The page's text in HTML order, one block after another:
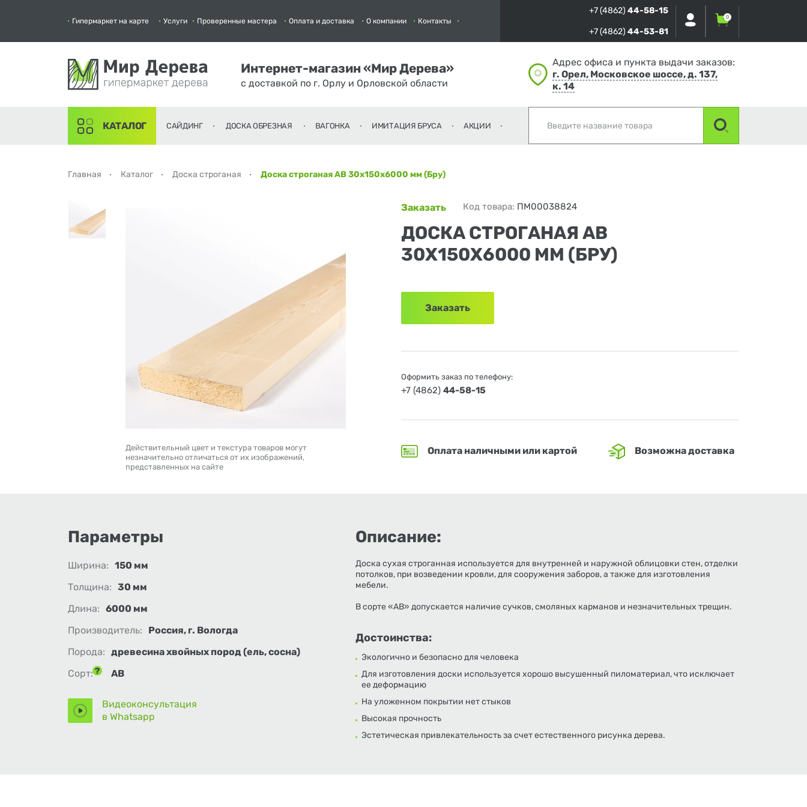
Гипермаркет на карте Услуги Проверенные мастера Оплата и доставка О компании Контакты
+7 (4862) 44-58-15
+7 (4862) 44-53-81
0
Интернет-магазин «Мир Дерева»
с доставкой по г. Орлу и Орловской области
Адрес офиса и пункта выдачи заказов:
г. Орел, Московское шоссе, д. 137,
к. 14
КАТАЛОГ САЙДИНГ ДОСКА ОБРЕЗНАЯ ВАГОНКА ИМИТАЦИЯ БРУСА АКЦИИ
Главная Каталог Доска строганая Доска строганая АВ 30х150х6000 мм (Бру)
Действительный цвет и текстура товаров могут
незначительно отличаться от их изображений,
представленных на сайте
Заказать Код товара: ПМ00038824
ДОСКА СТРОГАНАЯ АВ
30Х150Х6000 ММ (БРУ)
Заказать
Оформить заказ по телефону:
+7 (4862)44-58-15
Оплата наличными или картой Возможна доставка
Параметры
Ширина: 150 мм
Толщина: 30 мм
Длина: 6000 мм
Производитель:
Россия, г. Вологда
Порода: древесина хвойных пород (ель, сосна)
Сорт:
АВ
Видеоконсультация
в Whatsapp
Описание:
Доска сухая строганная используется для внутренней и наружной облицовки стен, отделки
потолков, при возведении кровли, для сооружения заборов, а также для изготовления
мебели.
В сорте «АВ» допускается наличие сучков, смоляных карманов и незначительных трещин.
Достоинства:
Экологично и безопасно для человека
Для изготовления доски используется хорошо высушенный пиломатериал, что исключает
ее деформацию
На уложенном покрытии нет стыков
Высокая прочность
Эстетическая привлекательность за счет естественного рисунка дерева.